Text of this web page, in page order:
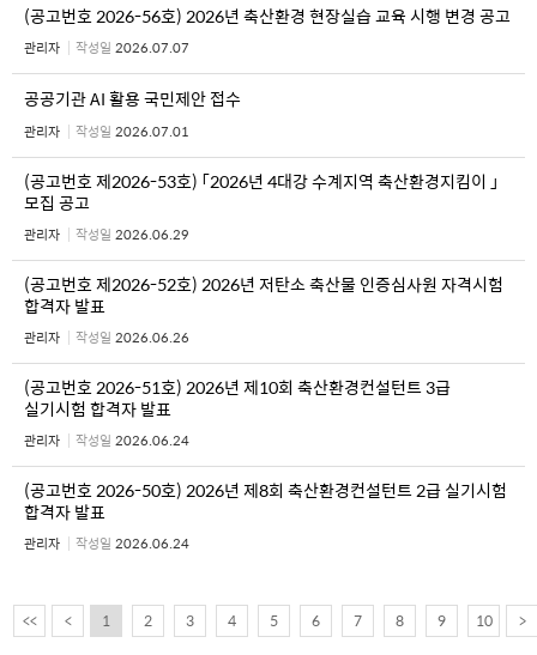
(공고번호 2026-56호) 2026년 축산환경 현장실습 교육 시행 변경 공고
관리자 작성일 2026.07.07
공공기관 AI 활용 국민제안 접수
관리자 작성일 2026.07.01
(공고번호 제2026-53호) 「2026년 4대강 수계지역 축산환경지킴이 」
모집 공고
관리자 작성일 2026.06.29
(공고번호 제2026-52호) 2026년 저탄소 축산물 인증심사원 자격시험
합격자 발표
관리자 작성일 2026.06.26
(공고번호 2026-51호) 2026년 제10회 축산환경컨설턴트 3급
실기시험 합격자 발표
관리자 작성일 2026.06.24
(공고번호 2026-50호) 2026년 제8회 축산환경컨설턴트 2급 실기시험
합격자 발표
관리자 작성일 2026.06.24
<< < 1 2 3 4 5 6 7 8 9 10 >